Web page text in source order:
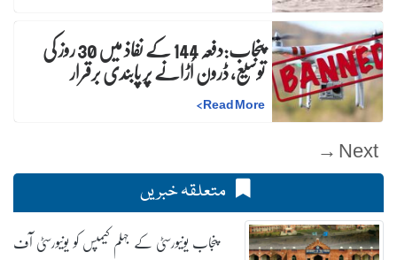
پنجاب:دفعہ 144 کے نفاذ میں 30 روز کیتوسیع، ڈرون اُڑانے پر پابندی برقرار
Read More
>
Next →
متعلقہ خبریں
پنجاب یونیورسٹی کے جہلم کیمپس کو یونیورسٹی آف